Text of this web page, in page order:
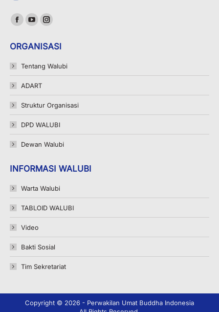
Find us on:
Facebook
opens
in
new
window
YouTube
opens
in
new
window
Instagram
opens
in
new
ORGANISASI
Tentang Walubi
ADART
Struktur Organisasi
DPD WALUBI
Dewan Walubi
INFORMASI WALUBI
Warta Walubi
TABLOID WALUBI
Video
Bakti Sosial
Tim Sekretariat
Copyright © 2026 - Perwakilan Umat Buddha Indonesia